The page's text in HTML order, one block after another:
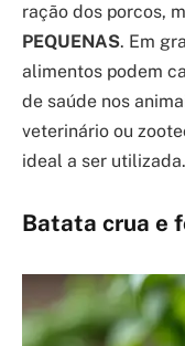
ração dos porcos,
PEQUENAS. Em
alimentos podem
de saúde nos
veterinário ou
ideal a ser utilizada.
Batata crua e